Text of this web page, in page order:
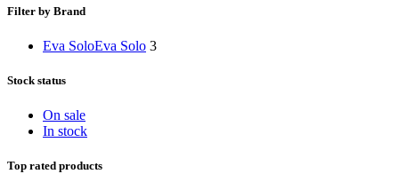
Filter by Brand
Eva SoloEva Solo 3
Stock status
On sale
In stock
Top rated products